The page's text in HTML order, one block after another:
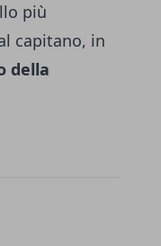
più
capitano, in
della